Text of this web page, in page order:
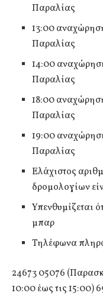
Παραλίας
13:00
Παραλίας
14:00
Παραλίας
18:00
Παραλίας
19:00
Παραλίας
Ελάχιστος
δρομολογίων
Υπενθυμίζεται
μπαρ
Τηλέφωνα
24673 05076
10:00 έως τις 15:00)